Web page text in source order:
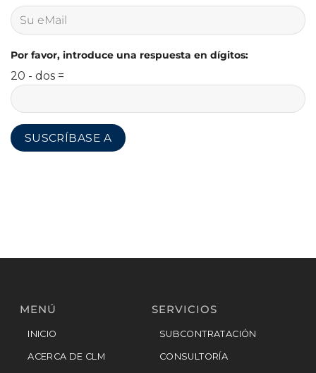
Por favor, introduce una respuesta en dígitos:
20 - dos =
MENÚ
INICIO
ACERCA DE CLM
SERVICIOS
SUBCONTRATACIÓN
CONSULTORÍA